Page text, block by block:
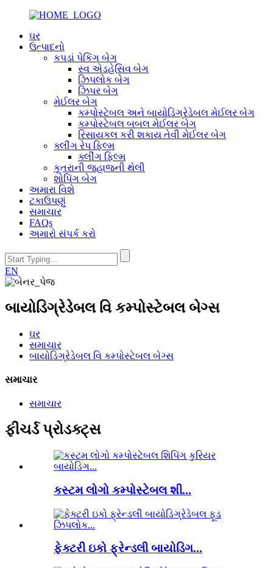
ઘર
ઉત્પાદનો
કપડાં પેકિંગ બેગ
સ્વ એડહેસિવ બેગ
ઝિપલોક બેગ
ઝિપર બેગ
મેઈલર બેગ
કમ્પોસ્ટેબલ અને બાયોડિગ્રેડેબલ મેઈલર બેગ
કમ્પોસ્ટેબલ બબલ મેઈલર બેગ
રિસાયકલ કરી શકાય તેવી મેઈલર બેગ
ક્લીંગ રેપ ફિલ્મ
ક્લીંગ ફિલ્મ
કૂતરાની જહાજની થેલી
શોપિંગ બેગ
અમારા વિશે
ટકાઉપણું
સમાચાર
FAQs
અમારો સંપર્ક કરો
EN
બાયોડિગ્રેડેબલ વિ કમ્પોસ્ટેબલ બેગ્સ
ઘર
સમાચાર
બાયોડિગ્રેડેબલ વિ કમ્પોસ્ટેબલ બેગ્સ
સમાચાર
સમાચાર
ફીચર્ડ પ્રોડક્ટ્સ
કસ્ટમ લોગો કમ્પોસ્ટેબલ શી...
ફેક્ટરી ઇકો ફ્રેન્ડલી બાયોડિગ...